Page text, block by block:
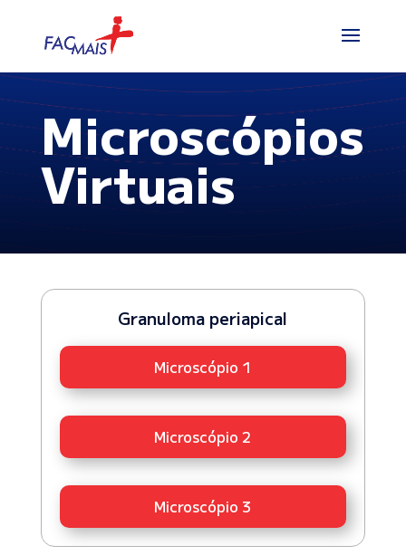
Microscópios
Virtuais
Granuloma periapical
Microscópio 1
Microscópio 2
Microscópio 3